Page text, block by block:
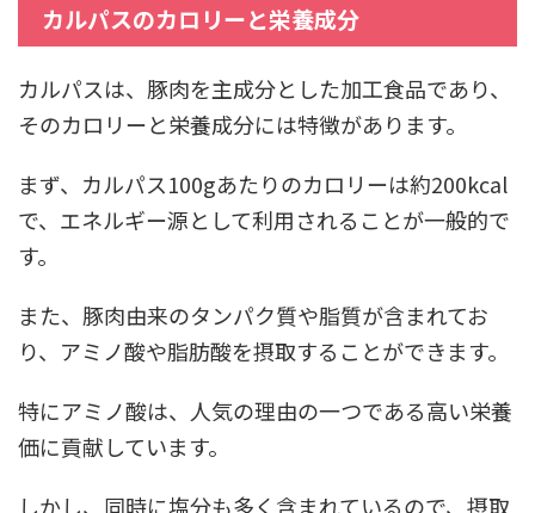
カルパスのカロリーと栄養成分
カルパスは、豚肉を主成分とした加工食品であり、
そのカロリーと栄養成分には特徴があります。
まず、カルパス100gあたりのカロリーは約200kcal
で、エネルギー源として利用されることが一般的で
す。
また、豚肉由来のタンパク質や脂質が含まれてお
り、アミノ酸や脂肪酸を摂取することができます。
特にアミノ酸は、人気の理由の一つである高い栄養
価に貢献しています。
しかし、同時に塩分も多く含まれているので、摂取